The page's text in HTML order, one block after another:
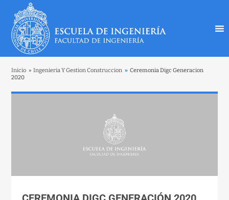
Inicio » Ingenieria Y Gestion Construccion » Ceremonia Digc Generacion
2020